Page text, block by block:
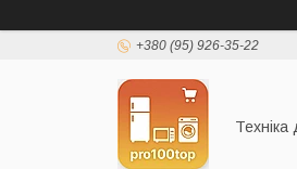
+380 (95) 926-35-22